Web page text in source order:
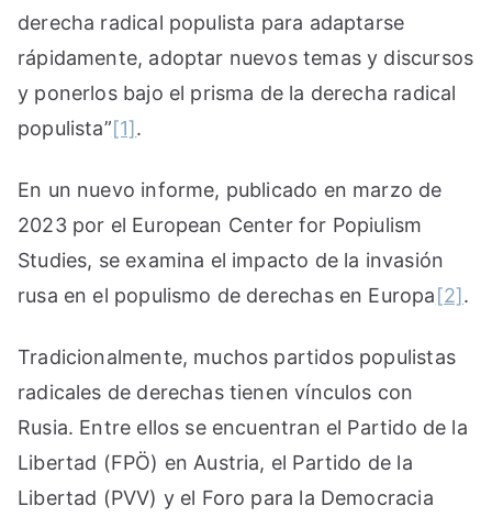
derecha radical populista para adaptarse
rápidamente, adoptar nuevos temas y discursos
y ponerlos bajo el prisma de la derecha radical
populista”[1].
En un nuevo informe, publicado en marzo de
2023 por el European Center for Popiulism
Studies, se examina el impacto de la invasión
rusa en el populismo de derechas en Europa[2].
Tradicionalmente, muchos partidos populistas
radicales de derechas tienen vínculos con
Rusia. Entre ellos se encuentran el Partido de la
Libertad (FPÖ) en Austria, el Partido de la
Libertad (PVV) y el Foro para la Democracia